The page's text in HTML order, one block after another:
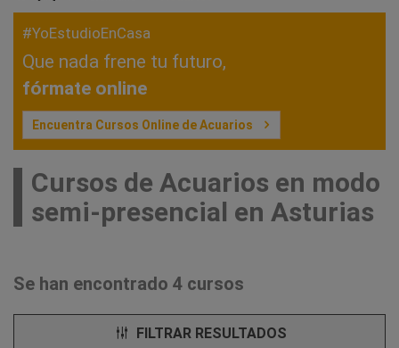
#YoEstudioEnCasa
Que nada frene tu futuro,
fórmate online
Encuentra Cursos Online de Acuarios
Cursos de Acuarios en modo
semi-presencial en Asturias
Se han encontrado 4 cursos
FILTRAR RESULTADOS